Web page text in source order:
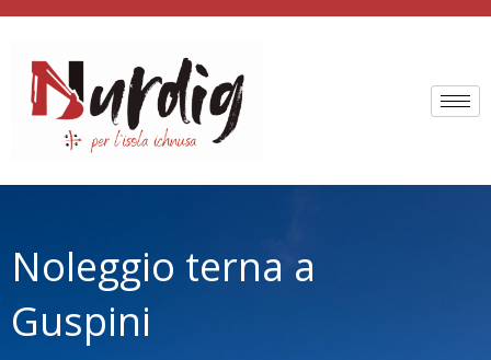
Vai
contenuto
Noleggio terna a
Guspini